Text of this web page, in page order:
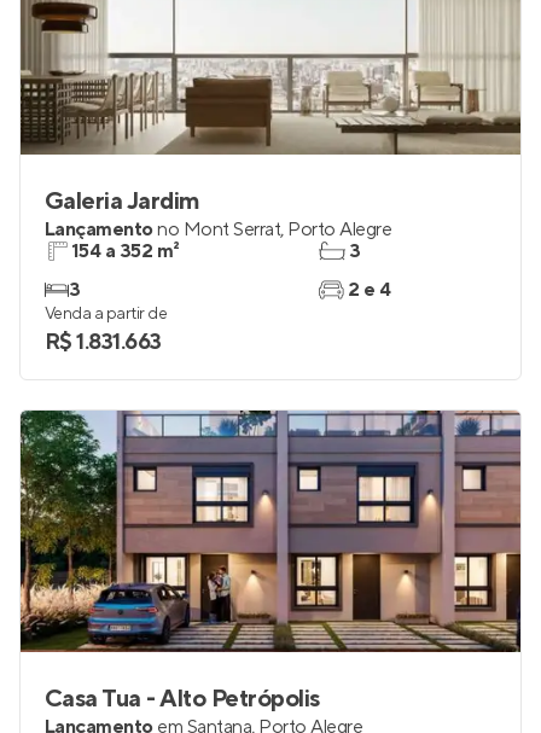
Galeria Jardim
Lançamentono Mont Serrat, Porto Alegre
154 a 352 m²
3
3
2 e 4
Venda a partir de
R$ 1.831.663
Casa Tua - Alto Petrópolis
Lançamento em Santana, Porto Alegre